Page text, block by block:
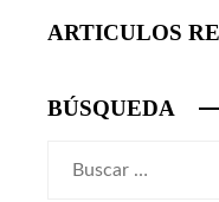
ARTICULOS
BÚSQUEDA